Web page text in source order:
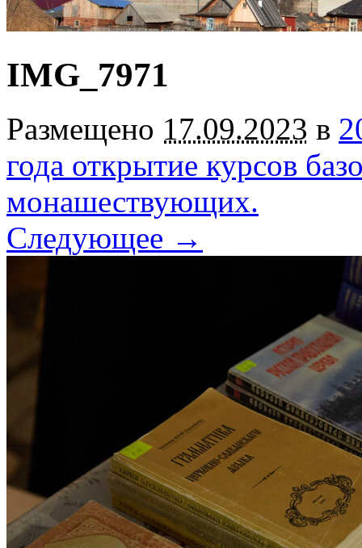
IMG_7971
Размещено 17.09.2023 в
года открытие курсов
монашествующих.
Следующее →